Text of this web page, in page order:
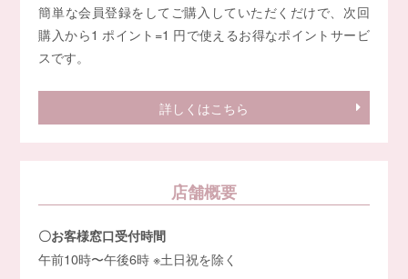
簡単な会員登録をしてご購入していただくだけで、次回
購入から1 ポイント=1 円で使えるお得なポイントサービ
スです。
詳しくはこちら
店舗概要
〇お客様窓口受付時間
午前10時〜午後6時 ※土日祝を除く